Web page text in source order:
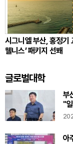
시그니엘 부산, 홍정기
웰니스’ 패키지 선봬
글로벌대학
부
"
아